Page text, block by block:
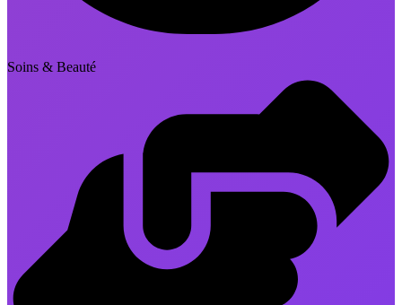
Soins & Beauté